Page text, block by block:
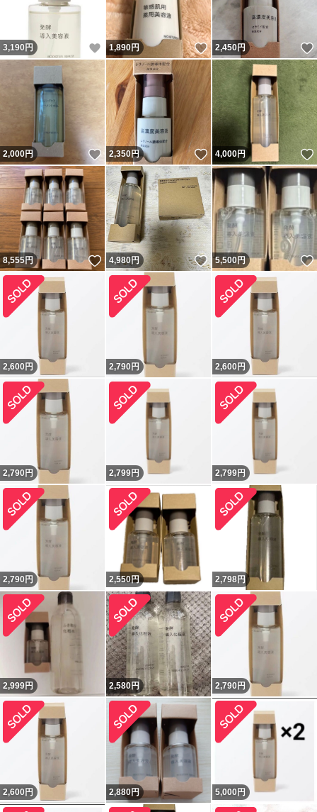
3,190 円 いいね！
1,890円 いいね！
2,450円
2,000円 いいね！
2,350円 いいね！
4,000円
8,555円 いいね！
4,980円 いいね！
5,500円
2,600 円 2,790 円 2,600 円
2,790 円 2,799円 2,799円
2,790 円 2,550円 2,798円
2,999円 2,580円 2,790 円
2,600 円 2,880円 5,000 円